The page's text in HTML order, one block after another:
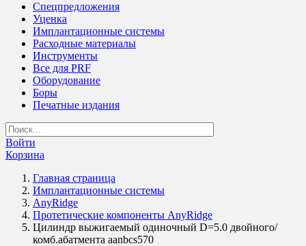
Спецпредложения
Уценка
Имплантационные системы
Расходные материалы
Инструменты
Все для PRF
Оборудование
Боры
Печатные издания
Войти
Корзина
Главная страница
Имплантационные системы
AnyRidge
Протетические компоненты AnyRidge
Цилиндр выжигаемый одиночный D=5.0 двойного/
комб.абатмента aanbcs570